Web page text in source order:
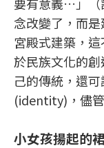
念改變了，而
宮殿式建築，
於民族文化的
己的傳統，還
(identity)，儘
小女孩揚起的